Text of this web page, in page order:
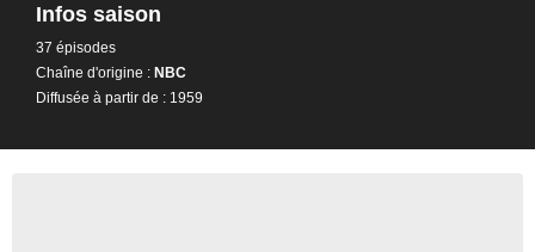
Infos saison
37 épisodes
Chaîne d'origine : NBC
Diffusée à partir de : 1959